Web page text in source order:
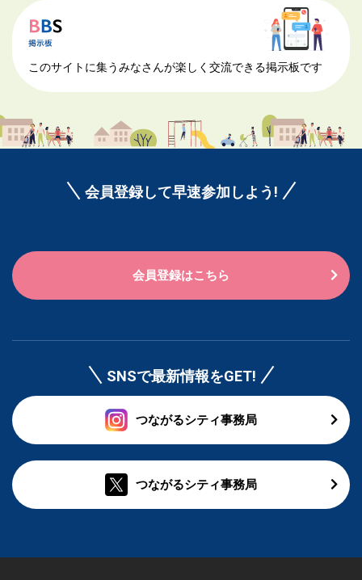
このサイトに集うみなさんが楽しく交流できる掲示板です
会員登録して早速参加しよう!
会員登録はこちら
SNSで最新情報をGET!
つながるシティ事務局
つながるシティ事務局